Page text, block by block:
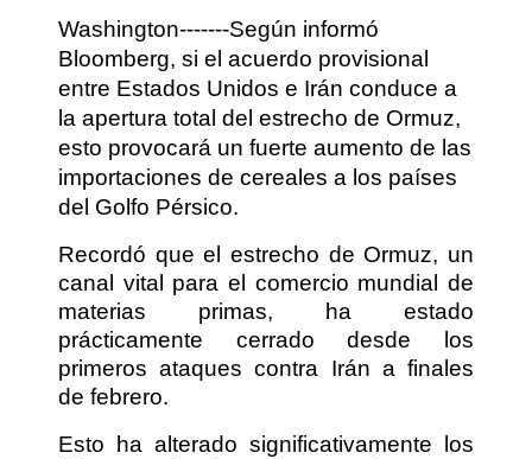
Washington-------Según informó
Bloomberg, si el acuerdo provisional
entre Estados Unidos e Irán conduce a
la apertura total del estrecho de Ormuz,
esto provocará un fuerte aumento de las
importaciones de cereales a los países
del Golfo Pérsico.
Recordó que el estrecho de Ormuz, un
canal vital para el comercio mundial de
materias primas, ha estado
prácticamente cerrado desde los
primeros ataques contra Irán a finales
de febrero.
Esto ha alterado significativamente los